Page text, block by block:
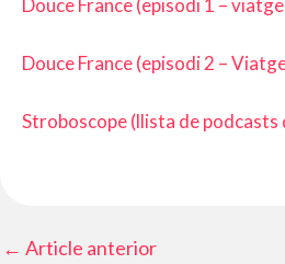
Douce France (episodi 1 –
Douce France (episodi 2 –
Stroboscope (llista de podcasts
← Article anterior